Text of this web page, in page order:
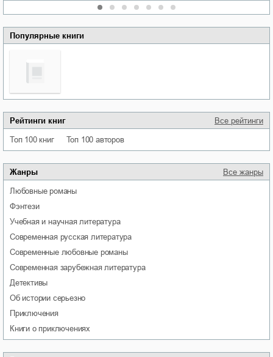
Популярные книги
Рейтинги книг Все рейтинги
Топ 100 книг Топ 100 авторов
Жанры Все жанры
любовные романы
фэнтези
учебная и научная литература
современная русская литература
современные любовные романы
современная зарубежная литература
детективы
об истории серьезно
приключения
книги о приключениях